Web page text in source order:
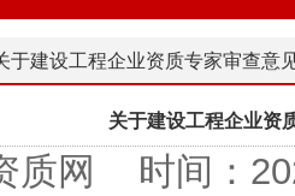
于建设工程企业资质专家审查意见的
关于建设工程企业资
质网 时间：